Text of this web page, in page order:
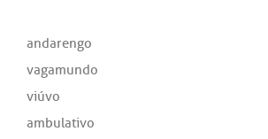
andarengo
vagamundo
viúvo
ambulativo